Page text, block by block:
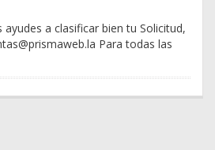
a clasificar bien tu Solicitud,
Para todas las